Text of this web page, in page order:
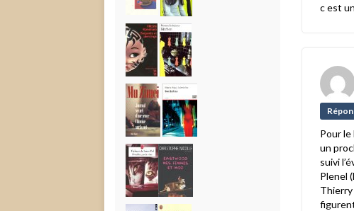
c est
Pour le
un
suivi
Plenel
Thierry